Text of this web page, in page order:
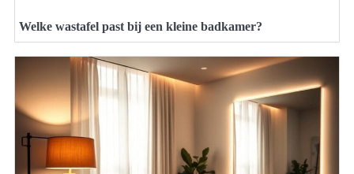
Welke wastafel past bij een kleine badkamer?